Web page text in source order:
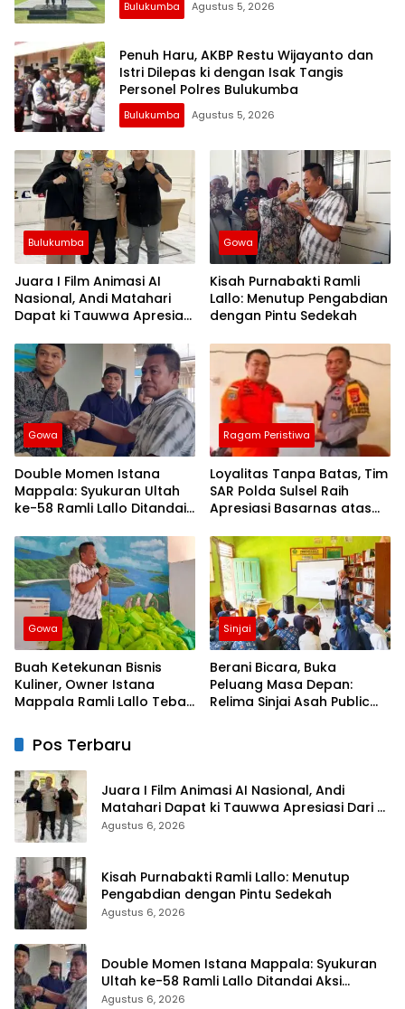
Bulukumba Agustus 5, 2026
Penuh Haru, AKBP Restu Wijayanto dan
Istri Dilepas ki dengan Isak Tangis
Personel Polres Bulukumba
Bulukumba Agustus 5, 2026
Bulukumba
Juara I Film Animasi AI
Nasional, Andi Matahari
Dapat ki Tauwwa Apresiasi
Gowa
Kisah Purnabakti Ramli
Lallo: Menutup Pengabdian
dengan Pintu Sedekah
Gowa
Double Momen Istana
Mappala: Syukuran Ultah
ke-58 Ramli Lallo Ditandai
Ibadah
Ragam Peristiwa
Loyalitas Tanpa Batas, Tim
SAR Polda Sulsel Raih
Apresiasi Basarnas atas
Gowa
Buah Ketekunan Bisnis
Kuliner, Owner Istana
Mappala Ramli Lallo Tebar
Gowa
Sinjai
Berani Bicara, Buka
Peluang Masa Depan:
Relima Sinjai Asah Public
Pos Terbaru
Juara I Film Animasi AI Nasional, Andi
Matahari Dapat ki Tauwwa Apresiasi Dari
Kapolres Bulukumba
Agustus 6, 2026
Kisah Purnabakti Ramli Lallo: Menutup
Pengabdian dengan Pintu Sedekah
Agustus 6, 2026
Double Momen Istana Mappala: Syukuran
Ultah ke-58 Ramli Lallo Ditandai Aksi
Berbagi Rumah Ibadah
Agustus 6, 2026